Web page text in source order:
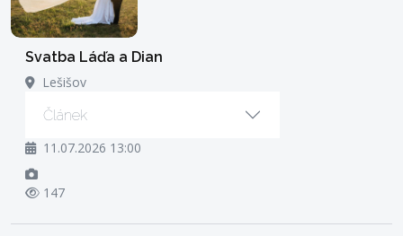
Svatba Láďa a Dian
Lešišov
Článek
11.07.2026 13:00
147